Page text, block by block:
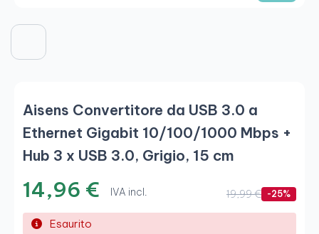
Aisens Convertitore da USB 3.0 a
Ethernet Gigabit 10/100/1000 Mbps +
Hub 3 x USB 3.0, Grigio, 15 cm
14,96 € IVA incl. 19,99 € -25%
Esaurito